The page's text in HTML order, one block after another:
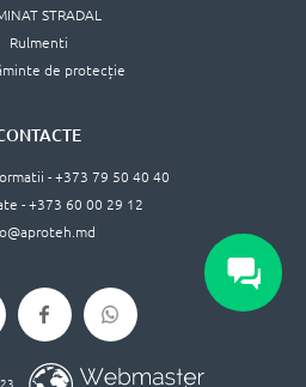
STRADAL
Rulmenti
de protecție
- +373 79 50 40 40
- +373 60 00 29 12